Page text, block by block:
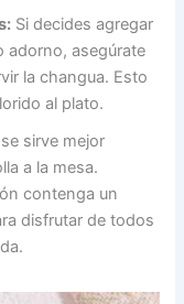
Si decides agregar
adorno, asegúrate
la changua. Esto
al plato.
sirve mejor
a la mesa.
contenga un
disfrutar de todos